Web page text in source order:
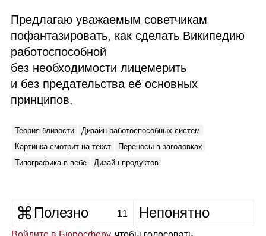
Предлагаю уважаемым советчикам
пофантазировать, как сделать Википедию
работоспособной
без необходимости лицемерить
и без предательства её основных
принципов.
Теория близости
Дизайн работоспособных систем
Картинка смотрит на текст
Переносы в заголовках
Типографика в вебе
Дизайн продуктов
Полезно 11 Непонятно